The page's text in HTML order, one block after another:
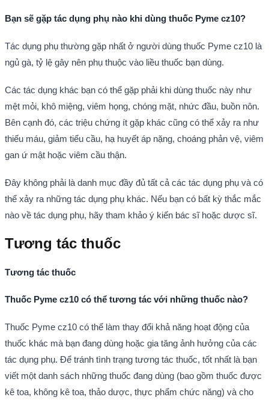
Bạn sẽ gặp tác dụng phụ nào khi dùng thuốc Pyme cz10?
Tác dụng phụ thường gặp nhất ở người dùng thuốc Pyme cz10 là
ngủ gà, tỷ lệ gây nên phụ thuộc vào liều thuốc bạn dùng.
Các tác dụng khác bạn có thể gặp phải khi dùng thuốc này như
mệt mỏi, khô miệng, viêm họng, chóng mặt, nhức đầu, buồn nôn.
Bên cạnh đó, các triệu chứng ít gặp khác cũng có thể xảy ra như
thiếu máu, giảm tiểu cầu, hạ huyết áp nặng, choáng phản vệ, viêm
gan ứ mật hoặc viêm cầu thận.
Đây không phải là danh mục đầy đủ tất cả các tác dụng phụ và có
thể xảy ra những tác dụng phụ khác. Nếu bạn có bất kỳ thắc mắc
nào về tác dụng phụ, hãy tham khảo ý kiến bác sĩ hoặc dược sĩ.
Tương tác thuốc
Tương tác thuốc
Thuốc Pyme cz10 có thể tương tác với những thuốc nào?
Thuốc Pyme cz10 có thể làm thay đổi khả năng hoạt động của
thuốc khác mà bạn đang dùng hoặc gia tăng ảnh hưởng của các
tác dụng phụ. Để tránh tình trạng tương tác thuốc, tốt nhất là bạn
viết một danh sách những thuốc đang dùng (bao gồm thuốc được
kê toa, không kê toa, thảo dược, thực phẩm chức năng) và cho